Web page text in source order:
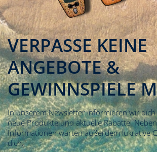
VERPASSE KEINE
ANGEBOTE &
GEWINNSPIELE
In unserem Newsletter informieren wir
neue Produkte und aktuelle Rabatte.
Informationen warten außerdem lukrative
dich.